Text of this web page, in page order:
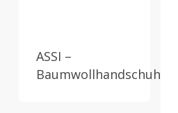
ASSI –
Baumwollhandschuhe